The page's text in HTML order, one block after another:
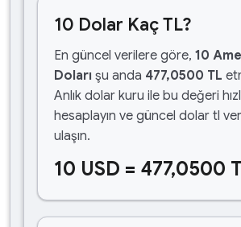
10 Dolar Kaç TL?
En güncel verilere göre, 10
Doları şu anda 477,0500 TL
Anlık dolar kuru ile bu değeri
hesaplayın ve güncel dolar tl
ulaşın.
10 USD = 477,0500